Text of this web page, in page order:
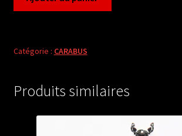
menetriesi
from
Catégorie : CARABUS
Produits similaires